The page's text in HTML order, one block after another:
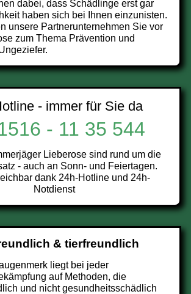
dabei, dass Schädlinge erst gar
haben sich bei Ihnen einzunisten.
unsere Partnerunternehmen Sie vor
zum Thema Prävention und
- immer für Sie da
- 11 35 544
Lieberose sind rund um die
- auch an Sonn- und Feiertagen.
dank 24h-Hotline und 24h-
Notdienst
& tierfreundlich
liegt bei jeder
auf Methoden, die
und nicht gesundheitsschädlich